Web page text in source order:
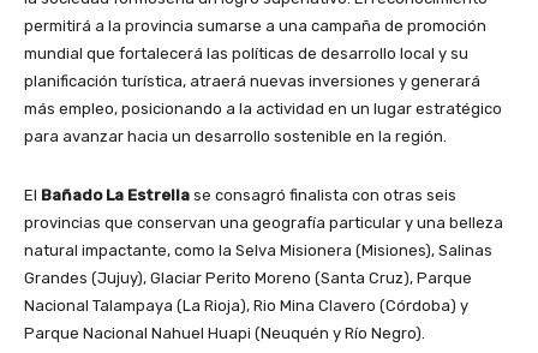
permitirá a la provincia sumarse a una campaña de promoción
mundial que fortalecerá las políticas de desarrollo local y su
planificación turística, atraerá nuevas inversiones y generará
más empleo, posicionando a la actividad en un lugar estratégico
para avanzar hacia un desarrollo sostenible en la región.
El Bañado La Estrella se consagró finalista con otras seis
provincias que conservan una geografía particular y una belleza
natural impactante, como la Selva Misionera (Misiones), Salinas
Grandes (Jujuy), Glaciar Perito Moreno (Santa Cruz), Parque
Nacional Talampaya (La Rioja), Rio Mina Clavero (Córdoba) y
Parque Nacional Nahuel Huapi (Neuquén y Río Negro).